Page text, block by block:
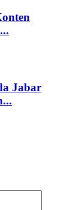
Jabar